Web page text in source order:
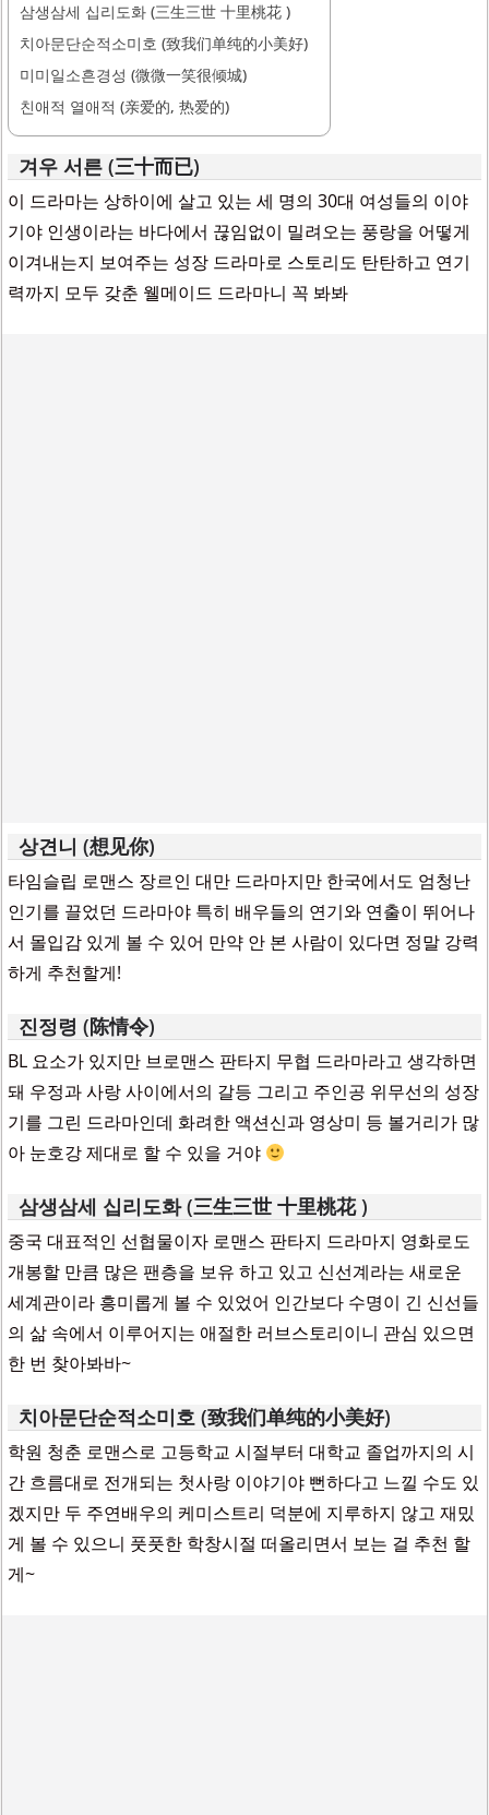
삼생삼세 십리도화 (三生三世 十里桃花 )
치아문단순적소미호 (致我们单纯的小美好)
미미일소흔경성 (微微一笑很倾城)
친애적 열애적 (亲爱的, 热爱的)
겨우 서른 (三十而已)
이 드라마는 상하이에 살고 있는 세 명의 30대 여성들의 이야
기야 인생이라는 바다에서 끊임없이 밀려오는 풍랑을 어떻게
이겨내는지 보여주는 성장 드라마로 스토리도 탄탄하고 연기
력까지 모두 갖춘 웰메이드 드라마니 꼭 봐봐
상견니 (想见你)
타임슬립 로맨스 장르인 대만 드라마지만 한국에서도 엄청난
인기를 끌었던 드라마야 특히 배우들의 연기와 연출이 뛰어나
서 몰입감 있게 볼 수 있어 만약 안 본 사람이 있다면 정말 강력
하게 추천할게!
진정령 (陈情令)
BL 요소가 있지만 브로맨스 판타지 무협 드라마라고 생각하면
돼 우정과 사랑 사이에서의 갈등 그리고 주인공 위무선의 성장
기를 그린 드라마인데 화려한 액션신과 영상미 등 볼거리가 많
아 눈호강 제대로 할 수 있을 거야
삼생삼세 십리도화 (三生三世 十里桃花 )
중국 대표적인 선협물이자 로맨스 판타지 드라마지 영화로도
개봉할 만큼 많은 팬층을 보유 하고 있고 신선계라는 새로운
세계관이라 흥미롭게 볼 수 있었어 인간보다 수명이 긴 신선들
의 삶 속에서 이루어지는 애절한 러브스토리이니 관심 있으면
한 번 찾아봐바~
치아문단순적소미호 (致我们单纯的小美好)
학원 청춘 로맨스로 고등학교 시절부터 대학교 졸업까지의 시
간 흐름대로 전개되는 첫사랑 이야기야 뻔하다고 느낄 수도 있
겠지만 두 주연배우의 케미스트리 덕분에 지루하지 않고 재밌
게 볼 수 있으니 풋풋한 학창시절 떠올리면서 보는 걸 추천 할
게~